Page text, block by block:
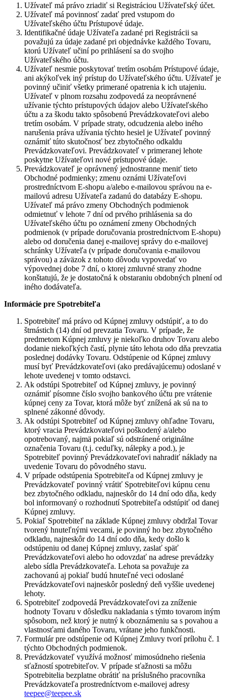
Užívateľ má právo zriadiť si Registráciou Užívateľský účet.
Užívateľ má povinnosť zadať pred vstupom do
Užívateľského účtu Prístupové údaje.
Identifikačné údaje Užívateľa zadané pri Registrácii sa
považujú za údaje zadané pri objednávke každého Tovaru,
ktorú Užívateľ učiní po prihlásení sa do svojho
Užívateľského účtu.
Užívateľ nesmie poskytovať tretím osobám Prístupové údaje,
ani akýkoľvek iný prístup do Užívateľského účtu. Užívateľ je
povinný učiniť všetky primerané opatrenia k ich utajeniu.
Užívateľ v plnom rozsahu zodpovedá za neoprávnené
užívanie týchto prístupových údajov alebo Užívateľského
účtu a za škodu takto spôsobenú Prevádzkovateľovi alebo
tretím osobám. V prípade straty, odcudzenia alebo iného
narušenia práva užívania týchto hesiel je Užívateľ povinný
oznámiť túto skutočnosť bez zbytočného odkaldu
Prevádzkovateľovi. Prevádzkovateľ v primeranej lehote
poskytne Užívateľovi nové prístupové údaje.
Prevádzkovateľ je oprávnený jednostranne meniť tieto
Obchodné podmienky; zmenu oznámi Užívateľovi
prostredníctvom E-shopu a/alebo e-mailovou správou na e-
mailovú adresu Užívateľa zadanú do databázy E-shopu.
Užívateľ má právo zmeny Obchodných podmienok
odmietnuť v lehote 7 dní od prvého prihlásenia sa do
Užívateľského účtu po oznámení zmeny Obchodných
podmienok (v prípade doručovania prostredníctvom E-shopu)
alebo od doručenia danej e-mailovej správy do e-mailovej
schránky Užívateľa (v prípade doručovania e-mailovou
správou) a záväzok z tohoto dôvodu vypovedať vo
výpovednej dobe 7 dní, o ktorej zmluvné strany zhodne
konštatujú, že je dostatočná k obstaraniu obdobných plnení od
iného dodávateľa.
Informácie pre Spotrebiteľa
Spotrebiteľ má právo od Kúpnej zmluvy odstúpiť, a to do
štrnástich (14) dní od prevzatia Tovaru. V prípade, že
predmetom Kúpnej zmluvy je niekoľko druhov Tovaru alebo
dodanie niekoľkých častí, plynie táto lehota odo dňa prevzatia
poslednej dodávky Tovaru. Odstúpenie od Kúpnej zmluvy
musí byť Prevádzkovateľovi (ako predávajúcemu) odoslané v
lehote uvedenej v tomto odstavci.
Ak odstúpi Spotrebiteľ od Kúpnej zmluvy, je povinný
oznámiť písomne číslo svojho bankového účtu pre vrátenie
kúpnej ceny za Tovar, ktorá môže byť znížená ak sú na to
splnené zákonné dôvody.
Ak odstúpi Spotrebiteľ od Kúpnej zmluvy ohľadne Tovaru,
ktorý vracia Prevádzkovateľovi poškodený a/alebo
opotrebovaný, najmä pokiaľ sú odstránené originálne
označenia Tovaru (t.j. ceduľky, nálepky a pod.), je
Spotrebiteľ povinný Prevádzkovateľovi nahradiť náklady na
uvedenie Tovaru do pôvodného stavu.
V prípade odstúpenia Spotrebiteľa od Kúpnej zmluvy je
Prevádzkovateľ povinný vrátiť Spotrebiteľovi kúpnu cenu
bez zbytočného odkladu, najneskôr do 14 dní odo dňa, kedy
bol informovaný o rozhodnutí Spotrebiteľa odstúpiť od danej
Kúpnej zmluvy.
Pokiaľ Spotrebiteľ na základe Kúpnej zmluvy obdržal Tovar
tvorený hnuteľnými vecami, je povinný ho bez zbytočného
odkladu, najneskôr do 14 dní odo dňa, kedy došlo k
odstúpeniu od danej Kúpnej zmluvy, zaslať späť
Prevádzkovateľovi alebo ho odovzdať na adrese prevádzky
alebo sídla Prevádzkovateľa. Lehota sa považuje za
zachovanú aj pokiaľ budú hnuteľné veci odoslané
Prevádzkovateľovi najneskôr posledný deň vyššie uvedenej
lehoty.
Spotrebiteľ zodpovedá Prevádzkovateľovi za zníženie
hodnoty Tovaru v dôsledku nakladania s týmto tovarom iným
spôsobom, než ktorý je nutný k oboznámeniu sa s povahou a
vlastnosťami daného Tovaru, vrátane jeho funkčnosti.
Formulár pre odstúpenie od Kúpnej Zmluvy tvorí prílohu č. 1
týchto Obchodných podmienok.
Prevádzkovateľ využívá možnosť mimosúdneho riešenia
sťažností spotrebiteľov. V prípade sťažnosti sa môžu
Spotrebitelia bezplatne obrátiť na príslušného pracovníka
Prevádzkovateľa prostredníctvom e-mailovej adresy
teepee@teepee.sk